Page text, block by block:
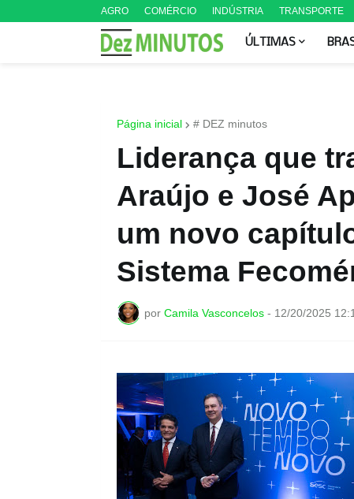
AGRO COMÉRCIO INDÚSTRIA TRANSPORTE
ÚLTIMAS
Página inicial # DEZ minutos
Liderança que
Araújo e José
um novo
Sistema
por Camila Vasconcelos - 12/20/2025